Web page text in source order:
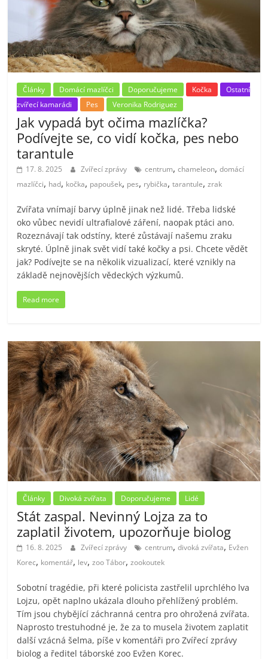
Články Domácí mazlíčci Doporučujeme Kočka
Ostatní
zvířecí kamarádi
Pes Veronika Rodriguez
Jak vypadá byt očima mazlíčka?
Podívejte se, co vidí kočka, pes nebo
tarantule
17. 8. 2025 Zvířecí zprávy centrum,chameleon,domácí
mazlíčci, had, kočka, papoušek, pes, rybička,tarantule,zrak
Zvířata vnímají barvy úplně jinak než lidé. Třeba lidské
oko vůbec nevidí ultrafialové záření, naopak ptáci ano.
Rozeznávají tak odstíny, které zůstávají našemu zraku
skryté. Úplně jinak svět vidí také kočky a psi. Chcete vědět
jak? Podívejte se na několik vizualizací, které vznikly na
základě nejnovějších vědeckých výzkumů.
Read more
Články Divoká zvířata Doporučujeme Lidé
Stát zaspal. Nevinný Lojza za to
zaplatil životem, upozorňuje biolog
16. 8. 2025 Zvířecí zprávy centrum,divoká zvířata, Evžen
Korec, komentář, lev,zoo Tábor,zookoutek
Sobotní tragédie, při které policista zastřelil uprchlého lva
Lojzu, opět naplno ukázala dlouho přehlížený problém.
Tím jsou chybějící záchranná centra pro ohrožená zvířata.
Naprosto trestuhodné je, že za to musela životem zaplatit
další vzácná šelma, píše v komentáři pro Zvířecí zprávy
biolog a ředitel táborské zoo Evžen Korec.